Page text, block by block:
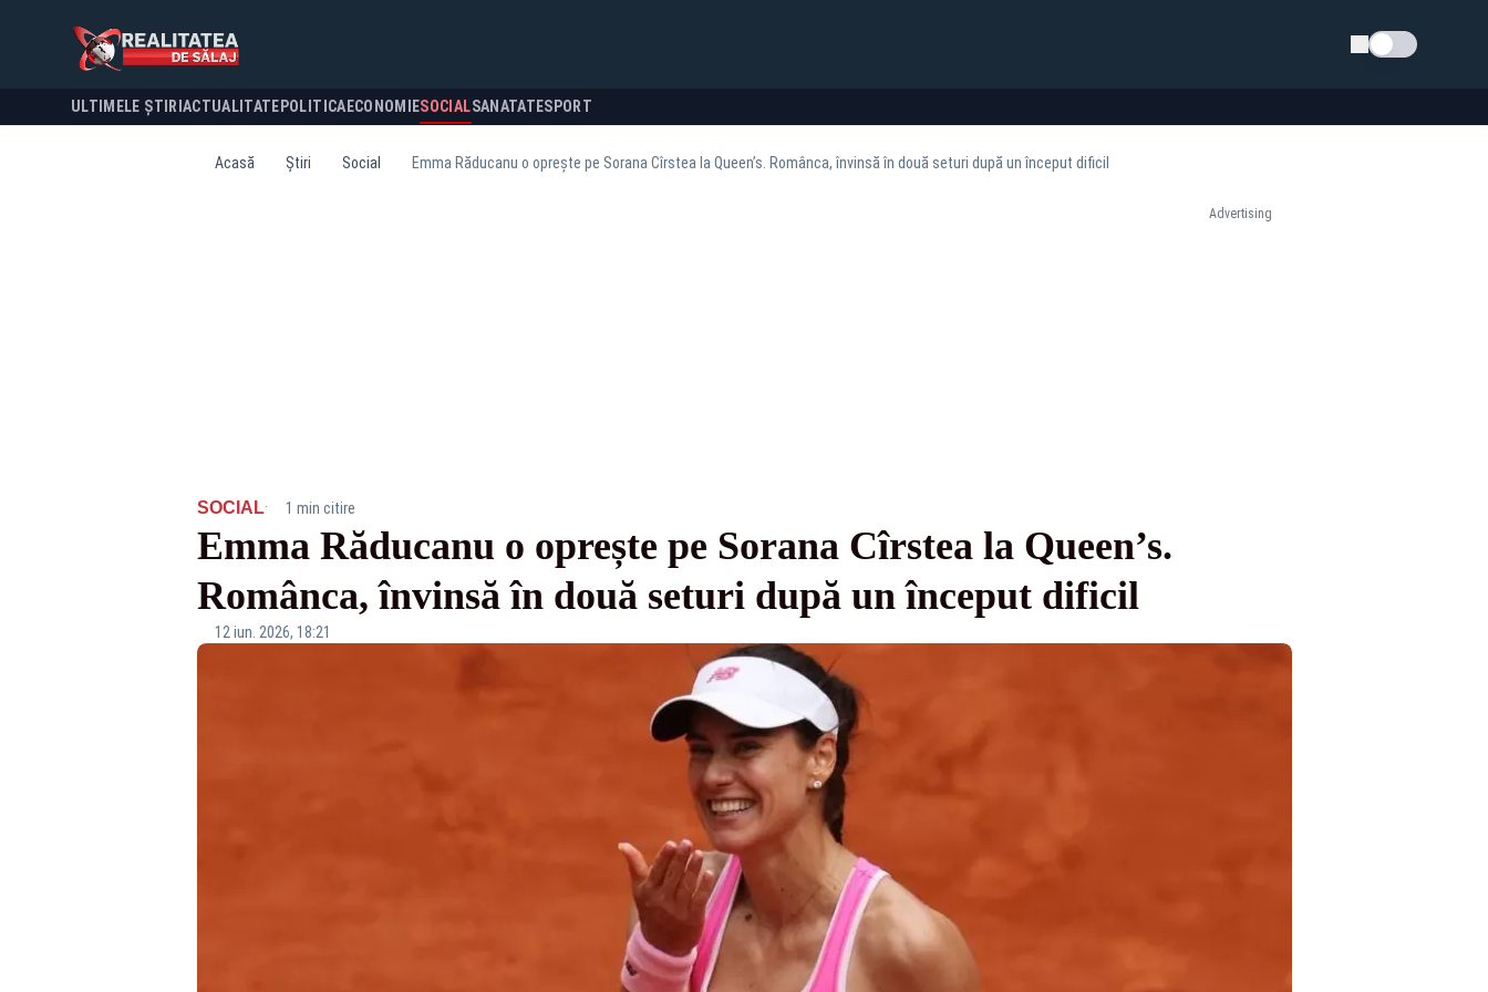
Schimba tema
ULTIMELE ȘTIRI ACTUALITATE POLITICA ECONOMIESOCIALSANATATESPORT
Acasă Știri Social Emma Răducanu o oprește pe Sorana Cîrstea la Queen’s. Românca, învinsă în două seturi după un început dificil
Advertising
SOCIAL· 1 min citire
Emma Răducanu o oprește pe Sorana Cîrstea la Queen’s.
Românca, învinsă în două seturi după un început dificil
12 iun. 2026, 18:21